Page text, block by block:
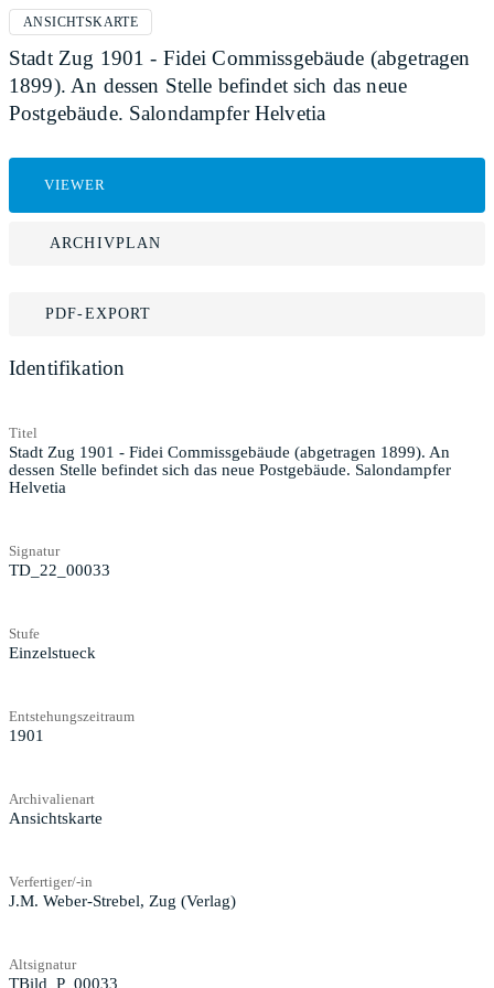
ANSICHTSKARTE
Stadt Zug 1901 - Fidei Commissgebäude (abgetragen
1899). An dessen Stelle befindet sich das neue
Postgebäude. Salondampfer Helvetia
VIEWER
ARCHIVPLAN
PDF-EXPORT
Identifikation
Titel
Stadt Zug 1901 - Fidei Commissgebäude (abgetragen 1899). An
dessen Stelle befindet sich das neue Postgebäude. Salondampfer
Helvetia
Signatur
TD_22_00033
Stufe
Einzelstueck
Entstehungszeitraum
1901
Archivalienart
Ansichtskarte
Verfertiger/-in
J.M. Weber-Strebel, Zug (Verlag)
Altsignatur
TBild_P_00033